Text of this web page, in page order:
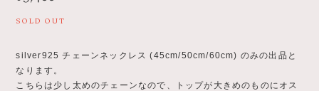
SOLD OUT
silver925 チェーンネックレス (45cm/50cm/60cm) のみの出品と
なります。
こちらは少し太めのチェーンなので、トップが大きめのものにオス